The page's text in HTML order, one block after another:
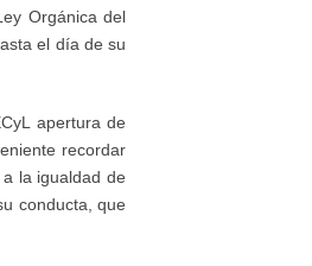
Orgánica del
el día de su
apertura de
recordar
la igualdad de
conducta, que